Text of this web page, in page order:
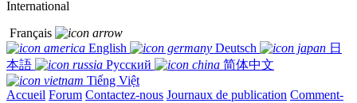
International
Français
English
Deutsch
日
本語
Русский
简体中文
Tiếng Việt
Accueil Forum Contactez-nous Journaux de publication Comment-